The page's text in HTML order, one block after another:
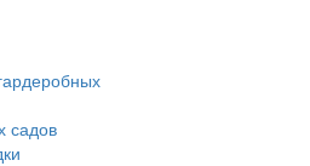
садов